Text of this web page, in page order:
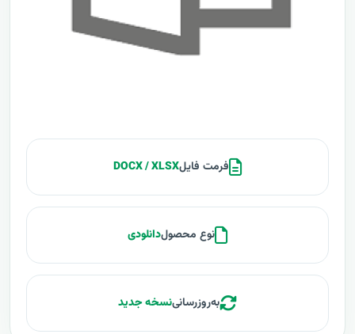
فرمت فایلDOCX / XLSX
نوع محصولدانلودی
به‌روزرسانینسخه جدید